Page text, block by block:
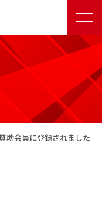
会員に登録されました